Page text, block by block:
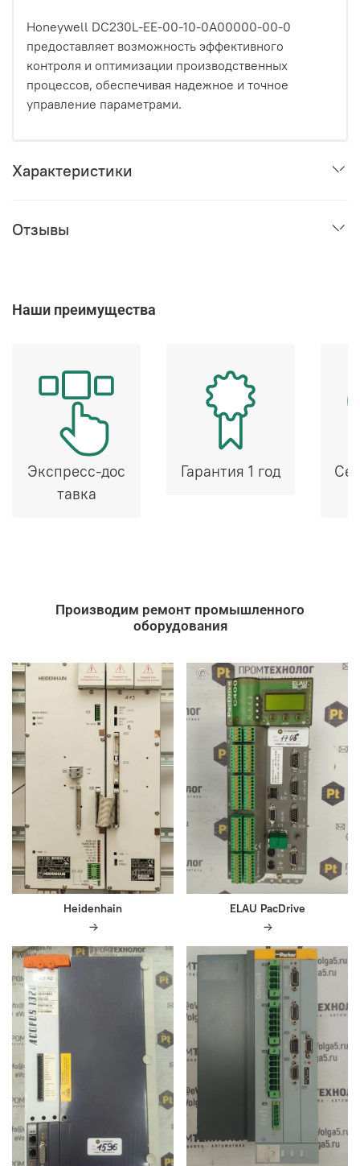
Honeywell DC230L-EE-00-10-0A00000-00-0
предоставляет возможность эффективного
контроля и оптимизации производственных
процессов, обеспечивая надежное и точное
управление параметрами.
Характеристики
Отзывы
Наши преимущества
Экспресс-дос
тавка
Гарантия 1 год
Производим ремонт промышленного
оборудования
Heidenhain ELAU PacDrive